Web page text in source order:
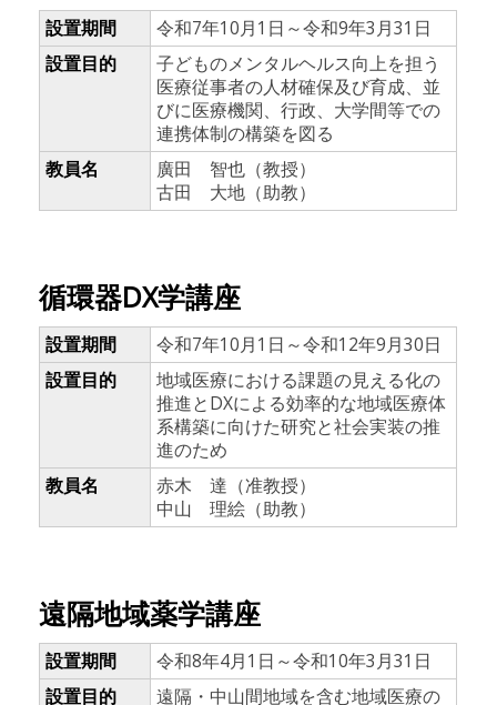
設置期間
令和7年10月1日～令和9年3月31日
設置目的
子どものメンタルヘルス向上を担う
医療従事者の人材確保及び育成、並
びに医療機関、行政、大学間等での
連携体制の構築を図る
教員名
廣田 智也（教授）
古田 大地（助教）
循環器DX学講座
設置期間
令和7年10月1日～令和12年9月30日
設置目的
地域医療における課題の見える化の
推進とDXによる効率的な地域医療体
系構築に向けた研究と社会実装の推
進のため
教員名
赤木 達（准教授）
中山 理絵（助教）
遠隔地域薬学講座
設置期間
令和8年4月1日～令和10年3月31日
設置目的
遠隔・中山間地域を含む地域医療の